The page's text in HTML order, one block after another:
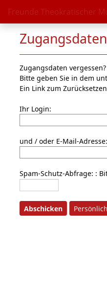
Freunde Theokratischer
Zugangsdaten
Bitte geben Sie in dem
Ein Link zum
Ihr Login:
und / oder E-Mail-Adresse:
Spam-Schutz-Abfrage: :
Abschicken